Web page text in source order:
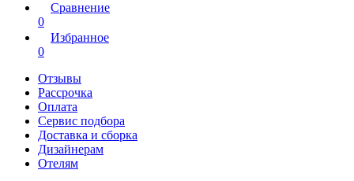
Сравнение
0
Избранное
0
Отзывы
Рассрочка
Оплата
Сервис подбора
Доставка и сборка
Дизайнерам
Отелям